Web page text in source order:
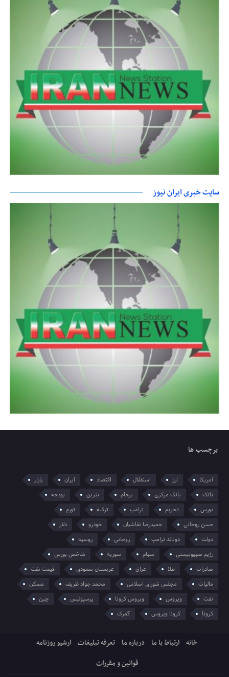
سایت خبری ایران نیوز
برچسب ها
آمریکا ارز استقلال اقتصاد ایران
بازار
بانک
بانک مرکزی برجام بنزین
بودجه
بورس
تحریم ترامپ ترکیه
تورم
حسن روحانی
حمیدرضا نقاشیان خودرو
دلار
دولت
دونالد ترامپ روحانی
روسیه
رژیم صهیونیستی
سهام سوریه
شاخص بورس
صادرات
طلا عراق عربستان سعودی
قیمت نفت
مالیات
مجلس شورای اسلامی محمد جواد ظریف
مسکن
نفت
ویروس ویروس کرونا پرسپولیس
چین
کرونا
کرونا ویروس گمرک
خانه ارتباط با ما درباره ما تعرفه تبلیغات ارشیو روزنامه
قوانین و مقررات